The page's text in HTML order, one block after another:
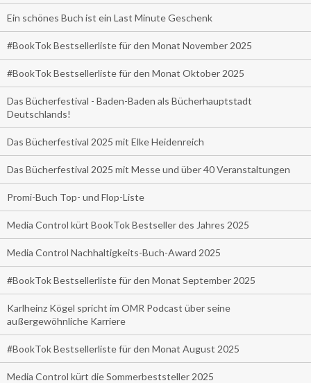
Ein schönes Buch ist ein Last Minute Geschenk
#BookTok Bestsellerliste für den Monat November 2025
#BookTok Bestsellerliste für den Monat Oktober 2025
Das Bücherfestival - Baden-Baden als Bücherhauptstadt
Deutschlands!
Das Bücherfestival 2025 mit Elke Heidenreich
Das Bücherfestival 2025 mit Messe und über 40 Veranstaltungen
Promi-Buch Top- und Flop-Liste
Media Control kürt BookTok Bestseller des Jahres 2025
Media Control Nachhaltigkeits-Buch-Award 2025
#BookTok Bestsellerliste für den Monat September 2025
Karlheinz Kögel spricht im OMR Podcast über seine
außergewöhnliche Karriere
#BookTok Bestsellerliste für den Monat August 2025
Media Control kürt die Sommerbeststeller 2025